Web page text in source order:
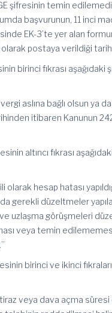
şifresinin temin
başvurunun, 11 inci
EK-3’te yer alan
postaya verildiği tarih
birinci fıkrası
aslına bağlı olsun ya
itibaren Kanunun
altıncı fıkrası
hesap hatası
gerekli düzeltmeler
uzlaşma görüşmeleri
veya temin
birinci ve ikinci
veya dava açma süresi